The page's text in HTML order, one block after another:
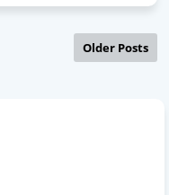
Older Posts